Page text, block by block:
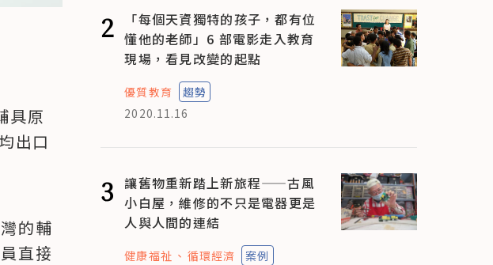
具原
出口
的輔
直接
2
「每個天資獨特的孩子，都有位
懂他的老師」6 部電影走入教育
現場，看見改變的起點
優質教育
趨勢
2020.11.16
3
讓舊物重新踏上新旅程——古風
小白屋，維修的不只是電器更是
人與人間的連結
健康福祉 循環經濟
案例